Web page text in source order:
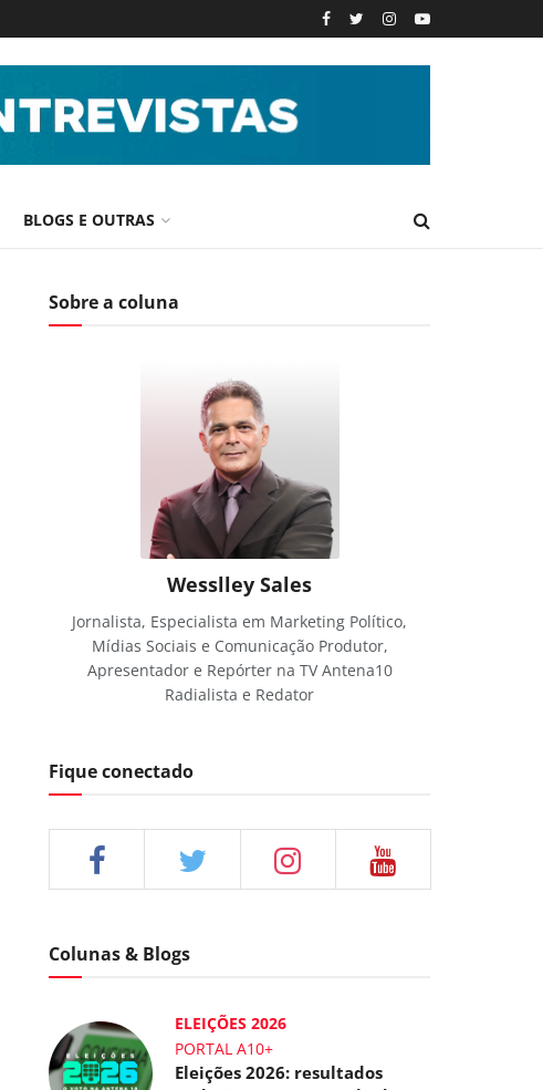
BLOGS E OUTRAS
Sobre a coluna
Wesslley Sales
Jornalista, Especialista em Marketing Político,
Mídias Sociais e Comunicação Produtor,
Apresentador e Repórter na TV Antena10
Radialista e Redator
Fique conectado
Colunas & Blogs
ELEIÇÕES 2026
PORTAL A10+
Eleições 2026: resultados